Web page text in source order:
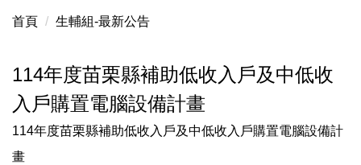
首頁 生輔組-最新公告
114年度苗栗縣補助低收入戶及中低收
入戶購置電腦設備計畫
114年度苗栗縣補助低收入戶及中低收入戶購置電腦設備計
畫